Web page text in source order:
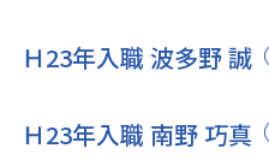
Ｈ23年入職 波多野 誠
Ｈ23年入職 南野 巧真